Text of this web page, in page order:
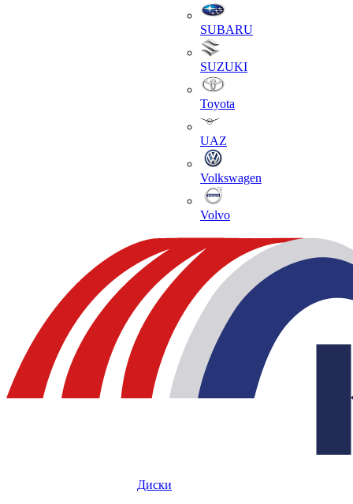
SUBARU
SUZUKI
Toyota
UAZ
Volkswagen
Volvo
Диски